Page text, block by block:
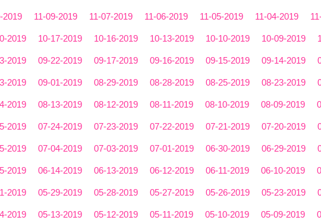
2019 11-09-2019 11-07-2019 11-06-2019 11-05-2019 11-04-2019
2019 10-17-2019 10-16-2019 10-13-2019 10-10-2019 10-09-2019
2019 09-22-2019 09-17-2019 09-16-2019 09-15-2019 09-14-2019
2019 09-01-2019 08-29-2019 08-28-2019 08-25-2019 08-23-2019
2019 08-13-2019 08-12-2019 08-11-2019 08-10-2019 08-09-2019
2019 07-24-2019 07-23-2019 07-22-2019 07-21-2019 07-20-2019
2019 07-04-2019 07-03-2019 07-01-2019 06-30-2019 06-29-2019
2019 06-14-2019 06-13-2019 06-12-2019 06-11-2019 06-10-2019
2019 05-29-2019 05-28-2019 05-27-2019 05-26-2019 05-23-2019
2019 05-13-2019 05-12-2019 05-11-2019 05-10-2019 05-09-2019